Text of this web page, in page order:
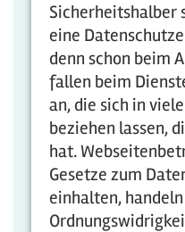
Sicherheitshalber
eine
denn schon beim
fallen beim
an, die sich in
beziehen lassen,
hat.
Gesetze zum
einhalten,